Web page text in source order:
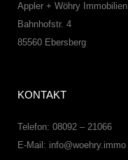
Appler + Wöhry Immobilien
Bahnhofstr. 4
85560 Ebersberg
KONTAKT
Telefon: 08092 – 21066
E-Mail: info@woehry.immo